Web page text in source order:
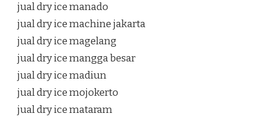
jual dry ice manado
jual dry ice machine jakarta
jual dry ice magelang
jual dry ice mangga besar
jual dry ice madiun
jual dry ice mojokerto
jual dry ice mataram